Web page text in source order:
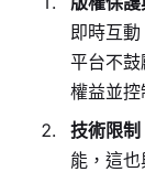
即時互
平台不
權益並控
技術限制
能，這